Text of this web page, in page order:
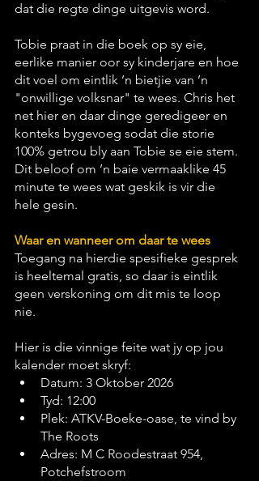
dat die regte dinge uitgevis word.
Tobie praat in die boek op sy eie,
eerlike manier oor sy kinderjare en hoe
dit voel om eintlik ’n bietjie van ’n
"onwillige volksnar" te wees. Chris het
net hier en daar dinge geredigeer en
konteks bygevoeg sodat die storie
100% getrou bly aan Tobie se eie stem.
Dit beloof om ’n baie vermaaklike 45
minute te wees wat geskik is vir die
hele gesin.
Waar en wanneer om daar te wees
Toegang na hierdie spesifieke gesprek
is heeltemal gratis, so daar is eintlik
geen verskoning om dit mis te loop
nie.
Hier is die vinnige feite wat jy op jou
kalender moet skryf:
Datum: 3 Oktober 2026
Tyd: 12:00
Plek: ATKV-Boeke-oase, te vind by
The Roots
Adres: M C Roodestraat 954,
Potchefstroom